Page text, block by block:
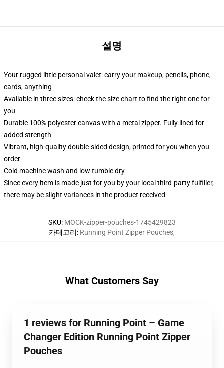
설명
Your rugged little personal valet: carry your makeup, pencils, phone,
cards, anything
Available in three sizes: check the size chart to find the right one for
you
Durable 100% polyester canvas with a metal zipper. Fully lined for
added strength
Vibrant, high-quality double-sided design, printed for you when you
order
Cold machine wash and low tumble dry
Since every item is made just for you by your local third-party fulfiller,
there may be slight variances in the product received
SKU: MOCK-zipper-pouches-1745429823
카테고리: Running Point Zipper Pouches,
What Customers Say
1 reviews for Running Point – Game
Changer Edition Running Point Zipper
Pouches